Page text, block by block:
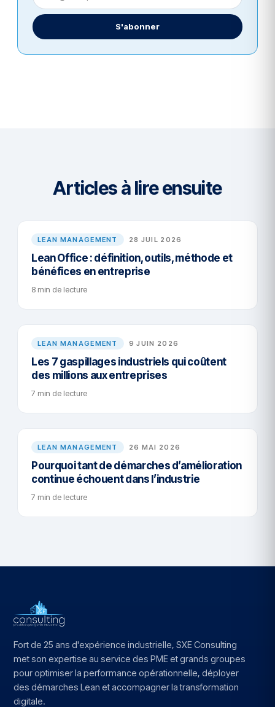
S'abonner
Articles à lire ensuite
LEAN MANAGEMENT 28 JUIL 2026
Lean Office : définition, outils, méthode et
bénéfices en entreprise
8 min de lecture
LEAN MANAGEMENT 9 JUIN 2026
Les 7 gaspillages industriels qui coûtent
des millions aux entreprises
7 min de lecture
LEAN MANAGEMENT 26 MAI 2026
Pourquoi tant de démarches d’amélioration
continue échouent dans l’industrie
7 min de lecture
Fort de 25 ans d'expérience industrielle, SXE Consulting
met son expertise au service des PME et grands groupes
pour optimiser la performance opérationnelle, déployer
des démarches Lean et accompagner la transformation
digitale.